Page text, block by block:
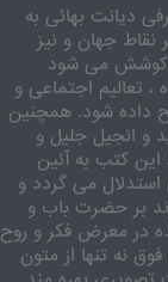
دیانت بهائی به
نقاط جهان و نیز
کوشش می شود
تعالیم اجتماعی و
داده شود. همچنین
و انجیل جلیل و
کتب به آئین
می گردد و
بر حضرت باب و
در معرض فکر و روح
نه تنها از متون